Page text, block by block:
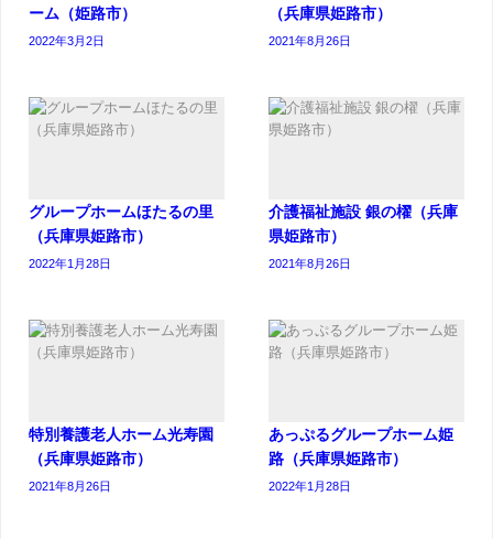
ーム（姫路市）
2022年3月2日
（兵庫県姫路市）
2021年8月26日
グループホームほたるの里
（兵庫県姫路市）
2022年1月28日
介護福祉施設 銀の櫂（兵庫
県姫路市）
2021年8月26日
特別養護老人ホーム光寿園
（兵庫県姫路市）
2021年8月26日
あっぷるグループホーム姫
路（兵庫県姫路市）
2022年1月28日